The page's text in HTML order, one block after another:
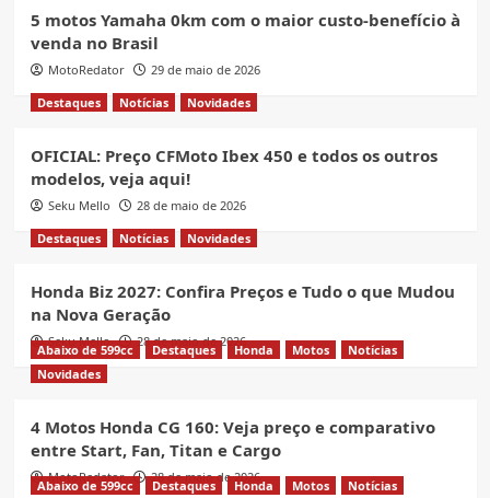
5 motos Yamaha 0km com o maior custo-benefício à
venda no Brasil
MotoRedator
29 de maio de 2026
Destaques
Notícias Novidades
OFICIAL: Preço CFMoto Ibex 450 e todos os outros
modelos, veja aqui!
Seku Mello
28 de maio de 2026
Destaques
Notícias Novidades
Honda Biz 2027: Confira Preços e Tudo o que Mudou
na Nova Geração
Seku Mello 28 de maio de 2026
Abaixo de 599cc Destaques Honda Motos
Notícias
Novidades
4 Motos Honda CG 160: Veja preço e comparativo
entre Start, Fan, Titan e Cargo
MotoRedator 28 de maio de 2026
Abaixo de 599cc Destaques Honda Motos
Notícias